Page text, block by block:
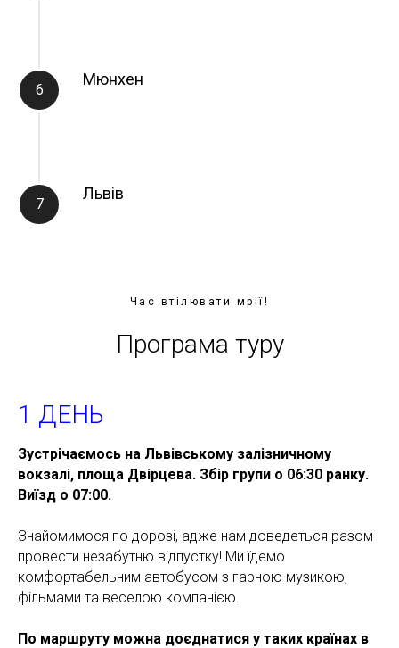
Мюнхен
Львів
Час втілювати мрії!
Програма туру
1 ДЕНЬ
Зустрічаємось на Львівському залізничному
вокзалі, площа Двірцева. Збір групи о 06:30 ранку.
Виїзд о 07:00.
Знайомимося по дорозі, адже нам доведеться разом
провести незабутню відпустку! Ми їдемо
комфортабельним автобусом з гарною музикою,
фільмами та веселою компанією.
По маршруту можна доєднатися у таких країнах в